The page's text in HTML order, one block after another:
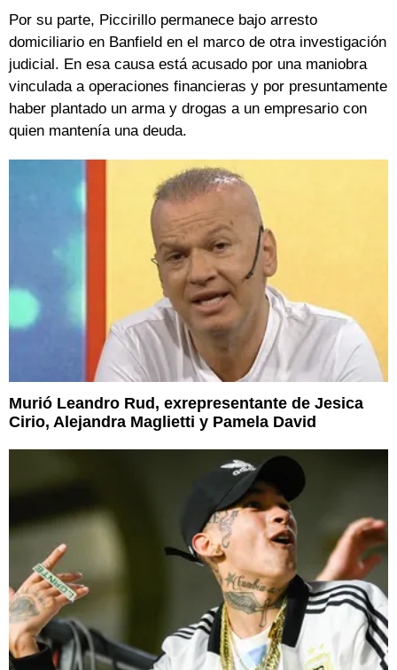
Por su parte, Piccirillo permanece bajo arresto
domiciliario en Banfield en el marco de otra investigación
judicial. En esa causa está acusado por una maniobra
vinculada a operaciones financieras y por presuntamente
haber plantado un arma y drogas a un empresario con
quien mantenía una deuda.
Murió Leandro Rud, exrepresentante de Jesica
Cirio, Alejandra Maglietti y Pamela David